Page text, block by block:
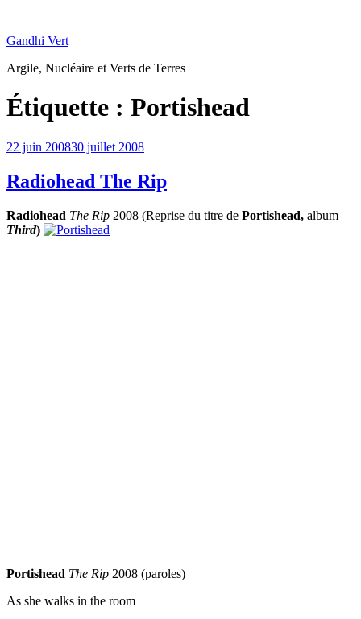
contenu
Gandhi Vert
Argile, Nucléaire et Verts de Terres
Étiquette : Portishead
Publié
22 juin 200830 juillet 2008
Radiohead The Rip
Radiohead The Rip 2008 (Reprise du titre de Portishead, album
Third)
Portishead The Rip 2008 (paroles)
As she walks in the room